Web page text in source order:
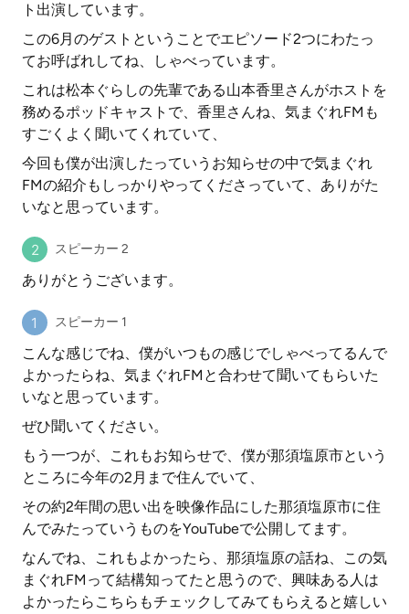
ト出演しています。
この6月のゲストということでエピソード2つにわたっ
てお呼ばれしてね、しゃべっています。
これは松本ぐらしの先輩である山本香里さんがホストを
務めるポッドキャストで、香里さんね、気まぐれFMも
すごくよく聞いてくれていて、
今回も僕が出演したっていうお知らせの中で気まぐれ
FMの紹介もしっかりやってくださっていて、ありがた
いなと思っています。
スピーカー 2
ありがとうございます。
スピーカー 1
こんな感じでね、僕がいつもの感じでしゃべってるんで
よかったらね、気まぐれFMと合わせて聞いてもらいた
いなと思っています。
ぜひ聞いてください。
もう一つが、これもお知らせで、僕が那須塩原市という
ところに今年の2月まで住んでいて、
その約2年間の思い出を映像作品にした那須塩原市に住
んでみたっていうものをYouTubeで公開してます。
なんでね、これもよかったら、那須塩原の話ね、この気
まぐれFMって結構知ってたと思うので、興味ある人は
よかったらこちらもチェックしてみてもらえると嬉しい